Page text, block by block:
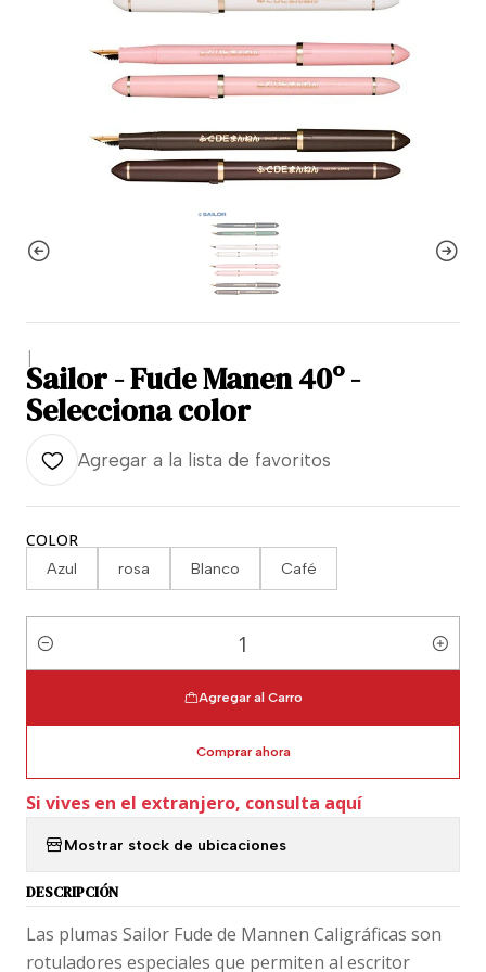
|
Sailor - Fude Manen 40º -
Selecciona color
Agregar a la lista de favoritos
COLOR
Azul rosa Blanco Café
Cantidad
Agregar al Carro
Comprar ahora
Si vives en el extranjero, consulta aquí
Mostrar stock de ubicaciones
DESCRIPCIÓN
Las plumas Sailor Fude de Mannen Caligráficas son
rotuladores especiales que permiten al escritor